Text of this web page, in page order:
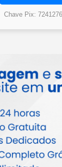
Chave Pix: